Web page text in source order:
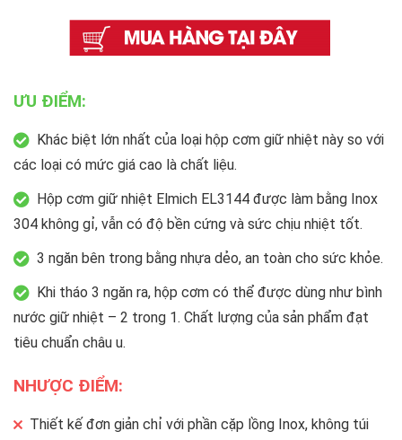
ƯU ĐIỂM:
Khác biệt lớn nhất của loại hộp cơm giữ nhiệt này so với
các loại có mức giá cao là chất liệu.
Hộp cơm giữ nhiệt Elmich EL3144 được làm bằng Inox
304 không gỉ, vẫn có độ bền cứng và sức chịu nhiệt tốt.
3 ngăn bên trong bằng nhựa dẻo, an toàn cho sức khỏe.
Khi tháo 3 ngăn ra, hộp cơm có thể được dùng như bình
nước giữ nhiệt – 2 trong 1. Chất lượng của sản phẩm đạt
tiêu chuẩn châu u.
NHƯỢC ĐIỂM:
Thiết kế đơn giản chỉ với phần cặp lồng Inox, không túi